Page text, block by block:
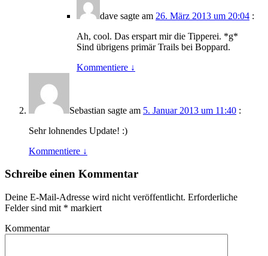
dave sagte am 26. März 2013 um 20:04 :
Ah, cool. Das erspart mir die Tipperei. *g*
Sind übrigens primär Trails bei Boppard.
Kommentiere ↓
Sebastian sagte am 5. Januar 2013 um 11:40 :
Sehr lohnendes Update! :)
Kommentiere ↓
Schreibe einen Kommentar
Deine E-Mail-Adresse wird nicht veröffentlicht. Erforderliche
Felder sind mit * markiert
Kommentar